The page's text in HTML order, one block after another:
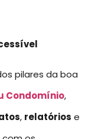
pilares da boa
Condomínio,
, relatórios e